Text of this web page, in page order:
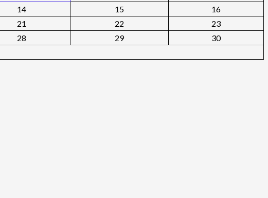
14 15
16
21 22
23
28 29
30